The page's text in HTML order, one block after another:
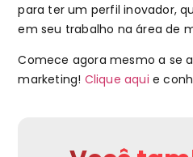
para ter um perfil inovador,
em seu trabalho na área de
Comece agora mesmo a se
marketing! Clique aqui e